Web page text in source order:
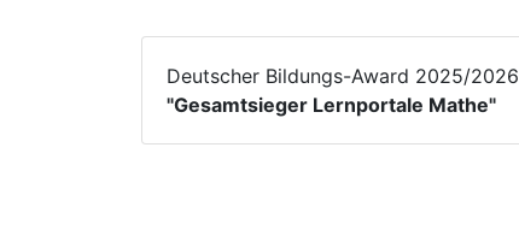
Deutscher Bildungs-Award 2025/2026
"Gesamtsieger Lernportale Mathe"